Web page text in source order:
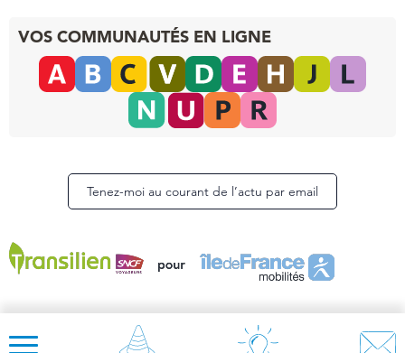
VOS COMMUNAUTÉS EN LIGNE
Tenez-moi au courant de l’actu par email